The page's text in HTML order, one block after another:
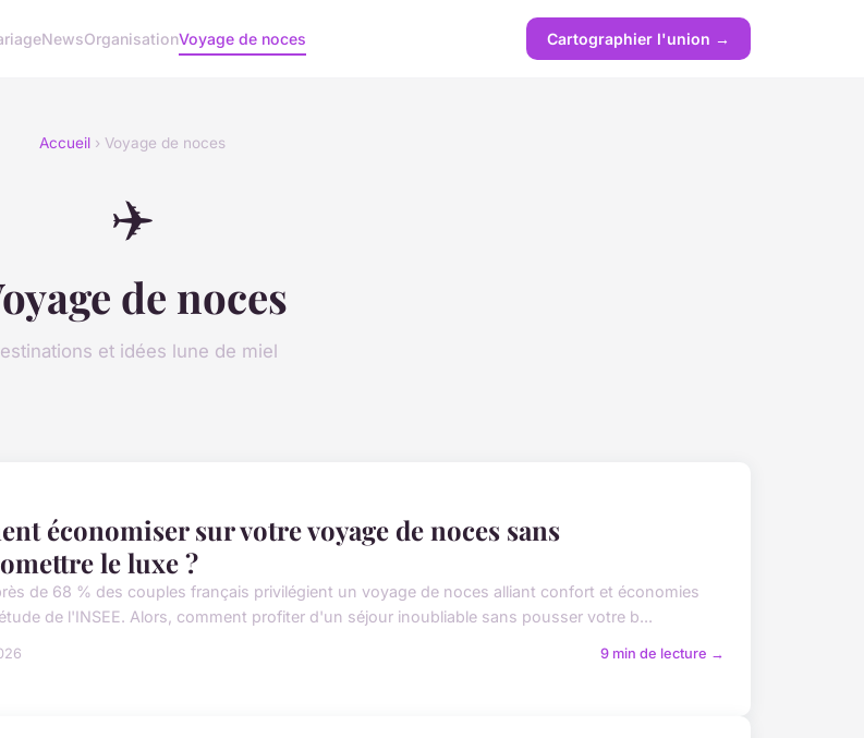
NewsOrganisationVoyage de noces Cartographier l'union →
Accueil› Voyage de noces
✈️
de noces
et idées lune de miel
économiser sur votre voyage de noces sans
le luxe ?
de 68 % des couples français privilégient un voyage de noces alliant confort et économies
de l'INSEE. Alors, comment profiter d'un séjour inoubliable sans pousser votre b...
9 min de lecture →